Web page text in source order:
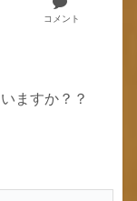
コメント
ますか？？